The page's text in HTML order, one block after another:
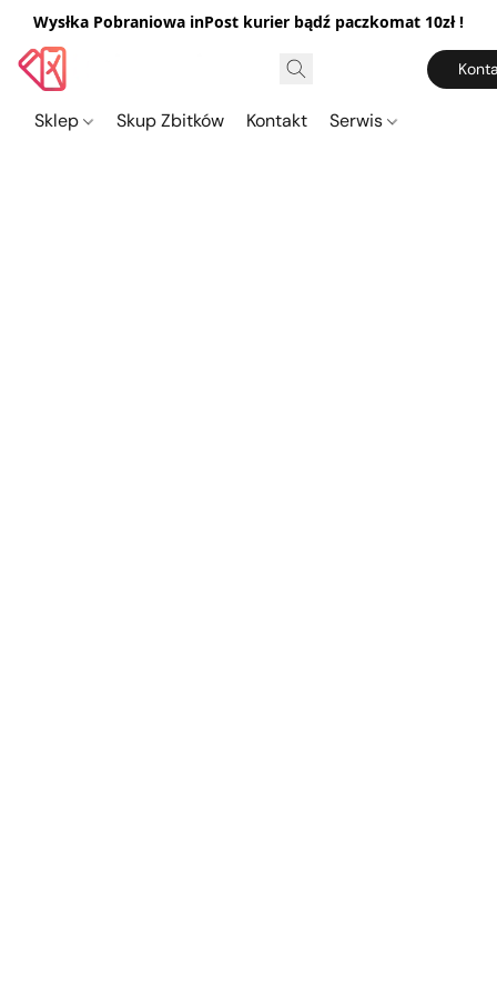
Wysłka Pobraniowa inPost kurier bądź paczkomat 10zł !
Sklep Skup Zbitków Kontakt Serwis